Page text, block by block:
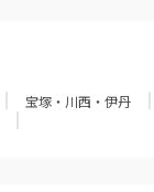
宝塚・川西・伊丹